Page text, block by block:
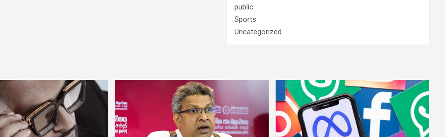
public
Sports
Uncategorized